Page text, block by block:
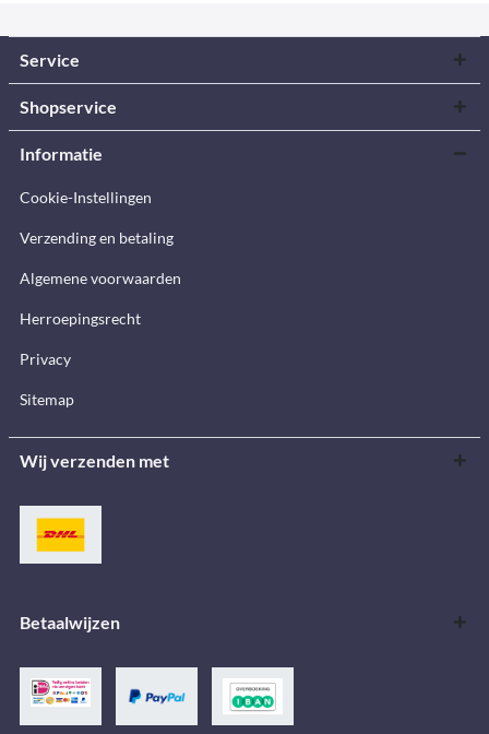
Service
Shopservice
Informatie
Cookie-Instellingen
Verzending en betaling
Algemene voorwaarden
Herroepingsrecht
Privacy
Sitemap
Wij verzenden met
Betaalwijzen